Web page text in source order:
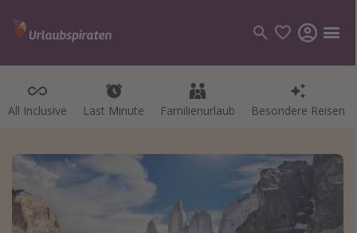
All Inclusive Last Minute Familienurlaub Besondere Reisen
Kategorien
Pauschalreisen
Kreuzfahrten